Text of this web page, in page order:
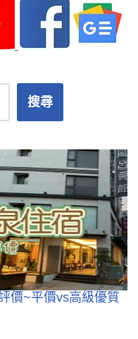
搜尋
價~平價vs高級優質